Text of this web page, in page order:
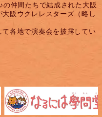
仲間たちで結成された大阪
阪ウクレレスターズ（略し
各地で演奏会を披露してい